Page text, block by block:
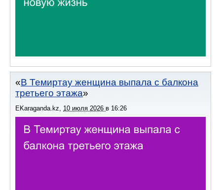
В Темиртау женщина выпала с балкона
третьего этажа
EKaraganda.kz, 10 июля 2026 в 16:26